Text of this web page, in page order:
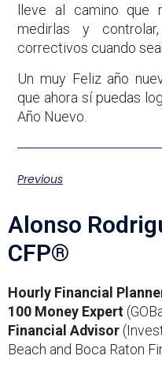
lleve al camino que
medirlas y
correctivos cuando
Un muy Feliz año
que ahora sí puedas
Año Nuevo.
Previous
Alonso
CFP®
Hourly Financial
100 Money Expert
Financial Advisor
Beach and Boca Raton